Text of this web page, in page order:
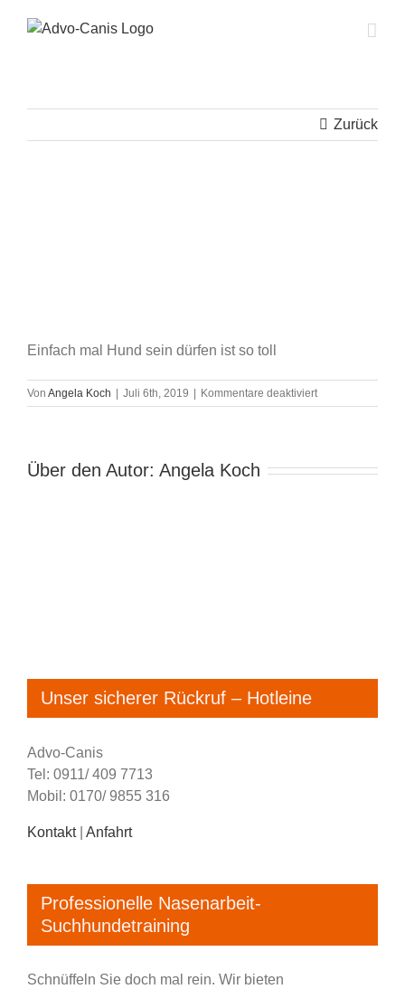
Inhalt
Zurück
Einfach mal Hund sein dürfen ist so toll
Von Angela Koch | Juli 6th, 2019 | Kommentare deaktiviertfür
Hundespiel
Über den Autor: Angela Koch
Unser sicherer Rückruf – Hotleine
Advo-Canis
Tel: 0911/ 409 7713
Mobil: 0170/ 9855 316
Kontakt| Anfahrt
Professionelle Nasenarbeit-
Suchhundetraining
Schnüffeln Sie doch mal rein. Wir bieten